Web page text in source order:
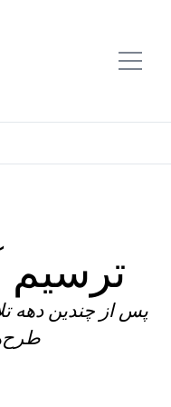
ترسیم
پس از چندین دهه‌